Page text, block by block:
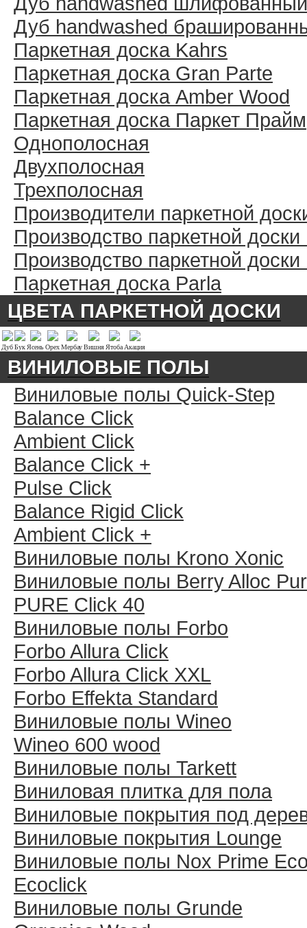
Дуб handwashed
Паркетная доска Kahrs
Паркетная доска Gran Parte
Паркетная доска Amber Wood
Паркетная доска Паркет Прайм
Однополосная
Двухполосная
Трехполосная
Производители паркетной
Производство паркетной
Производство паркетной
Паркетная доска Parla
ЦВЕТА ПАРКЕТНОЙ ДОСКИ
ДубБук ЯсеньОрехМербауВишня Ятоба Акация
ВИНИЛОВЫЕ ПОЛЫ
Виниловые полы Quick-Step
Balance Click
Ambient Click
Balance Click +
Pulse Click
Balance Rigid Click
Ambient Click +
Виниловые полы Krono Xonic
Виниловые полы Berry Alloc
PURE Click 40
Виниловые полы Forbo
Forbo Allura Click
Forbo Allura Click XXL
Forbo Effekta Standard
Виниловые полы Wineo
Wineo 600 wood
Виниловые полы Tarkett
Виниловая плитка для пола
Виниловые покрытия под
Виниловые покрытия Lounge
Виниловые полы Nox Prime
Ecoclick
Виниловые полы Grunde